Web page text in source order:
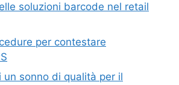
soluzioni barcode nel retail
per contestare
un sonno di qualità per il